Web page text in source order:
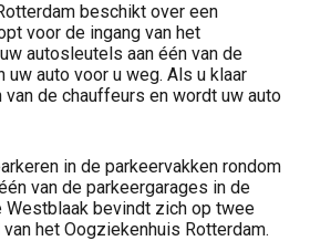
beschikt over een
voor de ingang van het
autosleutels aan één van de
auto voor u weg. Als u klaar
de chauffeurs en wordt uw auto
in de parkeervakken rondom
van de parkeergarages in de
Westblaak bevindt zich op twee
het Oogziekenhuis Rotterdam.